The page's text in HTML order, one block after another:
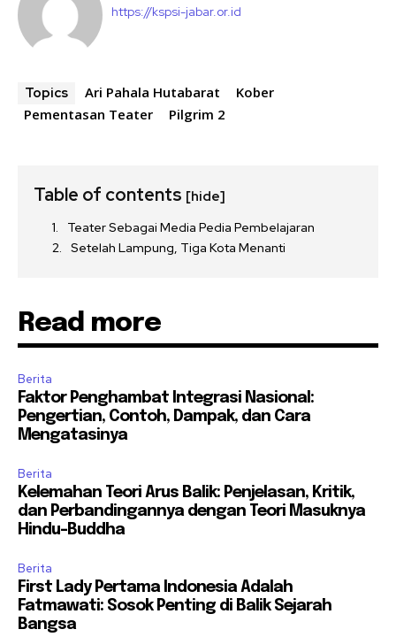
https://kspsi-jabar.or.id
Topics Ari Pahala Hutabarat
Kober
Pementasan Teater
Pilgrim 2
Table of contents [hide]
Teater Sebagai Media Pedia Pembelajaran
Setelah Lampung, Tiga Kota Menanti
Read more
Berita
Faktor Penghambat Integrasi Nasional:
Pengertian, Contoh, Dampak, dan Cara
Mengatasinya
Berita
Kelemahan Teori Arus Balik: Penjelasan, Kritik,
dan Perbandingannya dengan Teori Masuknya
Hindu-Buddha
Berita
First Lady Pertama Indonesia Adalah
Fatmawati: Sosok Penting di Balik Sejarah
Bangsa